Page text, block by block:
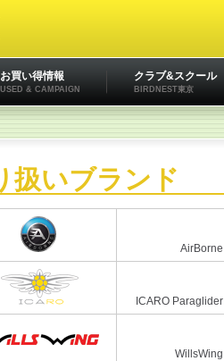
お買い得情報
USED & CAMPAIGN
クラブ&スクール
BIRDNEST東京
扱いブランド
AirBorne
ICARO Paraglider
WillsWing